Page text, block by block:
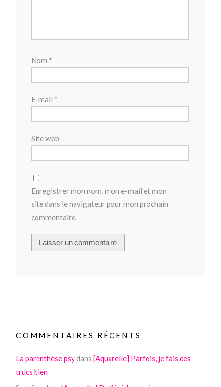
Nom *
E-mail *
Site web
Enregistrer mon nom, mon e-mail et mon
site dans le navigateur pour mon prochain
commentaire.
COMMENTAIRES RÉCENTS
La parenthèse psydans[Aquarelle] Parfois, je fais des
trucs bien